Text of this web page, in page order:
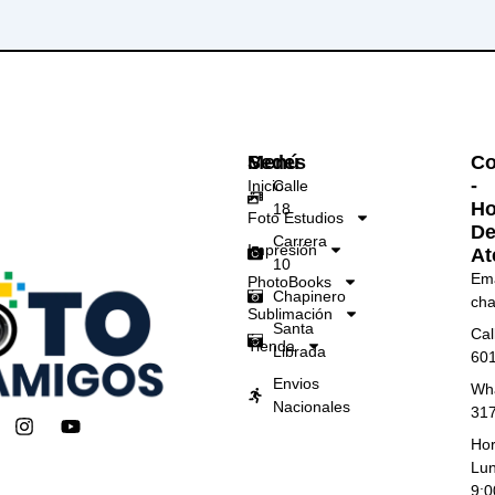
I Y
Menú
Inicio
Foto Estudios
Impresión
PhotoBooks
Sublimación
Tienda
Sedes
Calle
18
Carrera
10
Chapinero
Santa
Librada
Envios
Nacionales
-
De